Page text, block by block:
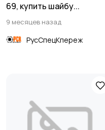
69, купить шайбу...
9 месяцев назад
РусСпецКпереж